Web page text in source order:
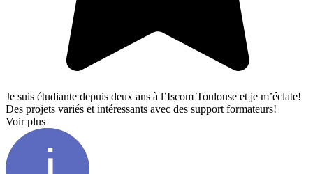
Je suis étudiante depuis deux ans à l’Iscom Toulouse et je m’éclate!
Des projets variés et intéressants avec des support formateurs!
Voir plus